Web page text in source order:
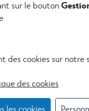
des cookies
les cookies